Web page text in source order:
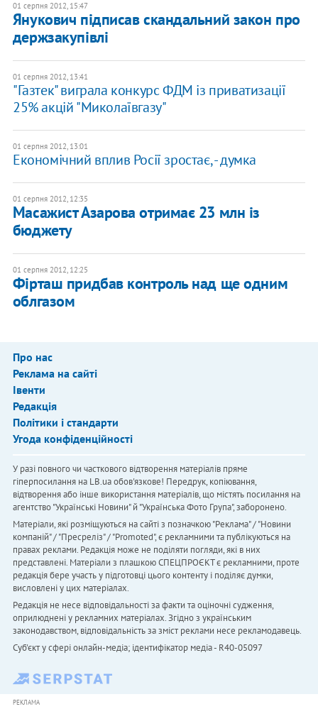
01 серпня 2012, 15:47
Янукович підписав скандальний закон про
держзакупівлі
01 серпня 2012, 13:41
"Газтек" виграла конкурс ФДМ із приватизації
25% акцій "Миколаївгазу"
01 серпня 2012, 13:01
Економічний вплив Росії зростає, - думка
01 серпня 2012, 12:35
Масажист Азарова отримає 23 млн із
бюджету
01 серпня 2012, 12:25
Фірташ придбав контроль над ще одним
облгазом
Про нас
Реклама на сайті
Івенти
Редакція
Політики і стандарти
Угода конфіденційності
У разі повного чи часткового відтворення матеріалів пряме
гіперпосилання на LB.ua обов'язкове! Передрук, копіювання,
відтворення або інше використання матеріалів, що містять посилання на
агентство "Українськi Новини" й "Українська Фото Група", заборонено.
Матеріали, які розміщуються на сайті з позначкою "Реклама" / "Новини
компаній" / "Пресреліз" / "Promoted", є рекламними та публікуються на
правах реклами. Редакція може не поділяти погляди, які в них
представлені. Матеріали з плашкою СПЕЦПРОЄКТ є рекламними, проте
редакція бере участь у підготовці цього контенту і поділяє думки,
висловлені у цих матеріалах.
Редакція не несе відповідальності за факти та оціночні судження,
оприлюднені у рекламних матеріалах. Згідно з українським
законодавством, відповідальність за зміст реклами несе рекламодавець.
Cуб'єкт у сфері онлайн-медіа; ідентифікатор медіа - R40-05097
РЕКЛАМА